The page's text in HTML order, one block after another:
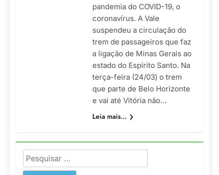
pandemia do COVID-19, o
coronavírus. A Vale
suspendeu a circulação do
trem de passageiros que faz
a ligação de Minas Gerais ao
estado do Espírito Santo. Na
terça-feira (24/03) o trem
que parte de Belo Horizonte
e vai até Vitória não…
Leia mais...
Pesquisar
por: